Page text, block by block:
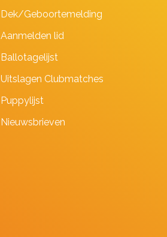
Dek/Geboortemelding
Aanmelden lid
Ballotagelijst
Uitslagen Clubmatches
Puppylijst
Nieuwsbrieven